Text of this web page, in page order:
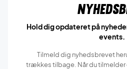
Hold dig opdateret på
events.
Tilmeld dig nyhedsbrevet
trækkes tilbage. Når du